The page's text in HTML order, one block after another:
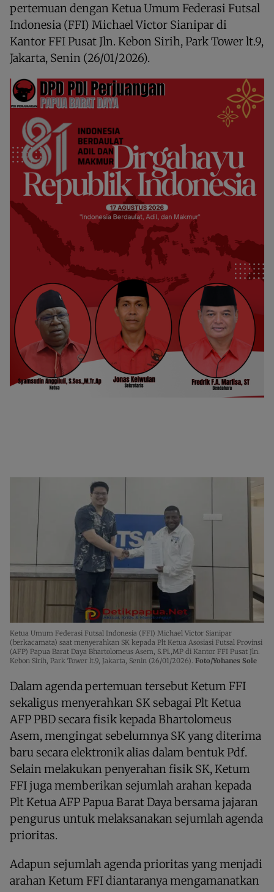
pertemuan dengan Ketua Umum Federasi Futsal
Indonesia (FFI) Michael Victor Sianipar di
Kantor FFI Pusat Jln. Kebon Sirih, Park Tower lt.9,
Jakarta, Senin (26/01/2026).
Ketua Umum Federasi Futsal Indonesia (FFI) Michael Victor Sianipar
(berkacamata) saat menyerahkan SK kepada Plt Ketua Asosiasi Futsal Provinsi
(AFP) Papua Barat Daya Bhartolomeus Asem, S.Pi.,MP di Kantor FFI Pusat Jln.
Kebon Sirih, Park Tower lt.9, Jakarta, Senin (26/01/2026). Foto/Yohanes Sole
Dalam agenda pertemuan tersebut Ketum FFI
sekaligus menyerahkan SK sebagai Plt Ketua
AFP PBD secara fisik kepada Bhartolomeus
Asem, mengingat sebelumnya SK yang diterima
baru secara elektronik alias dalam bentuk Pdf.
Selain melakukan penyerahan fisik SK, Ketum
FFI juga memberikan sejumlah arahan kepada
Plt Ketua AFP Papua Barat Daya bersama jajaran
pengurus untuk melaksanakan sejumlah agenda
prioritas.
Adapun sejumlah agenda prioritas yang menjadi
arahan Ketum FFI diantaranya mengamanatkan